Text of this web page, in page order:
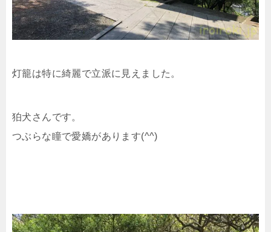
灯籠は特に綺麗で立派に見えました。
狛犬さんです。
つぶらな瞳で愛嬌があります(^^)